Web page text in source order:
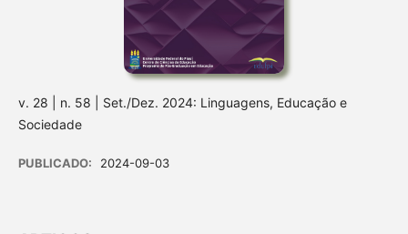
v. 28 | n. 58 | Set./Dez. 2024: Linguagens, Educação e
Sociedade
PUBLICADO: 2024-09-03